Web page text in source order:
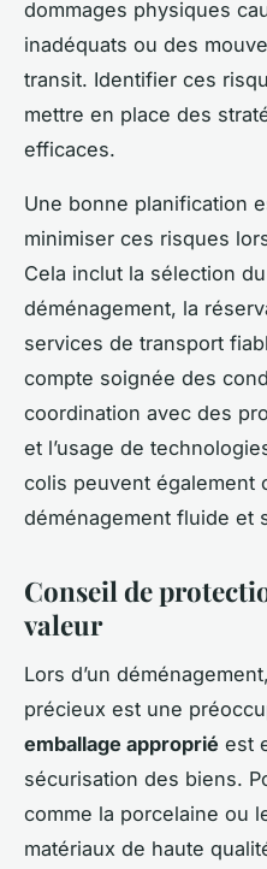
dommages physiques
inadéquats ou des
transit. Identifier ces
mettre en place des
efficaces.
Une bonne planification
minimiser ces risques
Cela inclut la sélection
déménagement, la
services de transport
compte soignée des
coordination avec des
et l’usage de
colis peuvent également
déménagement fluide et
Conseil de
valeur
Lors d’un
précieux est une
emballage approprié est
sécurisation des biens.
comme la porcelaine ou
matériaux de haute